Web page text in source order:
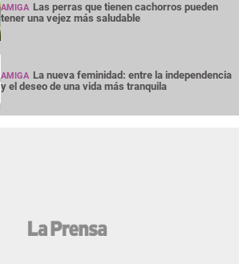
AMIGA Las perras que tienen cachorros pueden
tener una vejez más saludable
AMIGA La nueva feminidad: entre la independencia
y el deseo de una vida más tranquila